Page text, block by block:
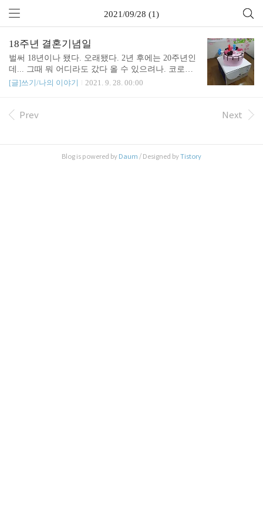
2021/09/28 (1)
18주년 결혼기념일
벌써 18년이나 됐다. 오래됐다. 2년 후에는 20주년인
데... 그때 뭐 어디라도 갔다 올 수 있으려나. 코로나
확진자 3천 시대. 2023년 9월 27일에는 더이상 코로
[글]쓰기/나의 이야기 2021. 9. 28. 00:00
Prev Next
Blog is powered by Daum / Designed byTistory